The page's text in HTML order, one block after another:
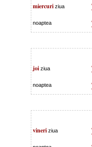
miercuri ziua
noaptea
joi ziua
noaptea
vineri ziua